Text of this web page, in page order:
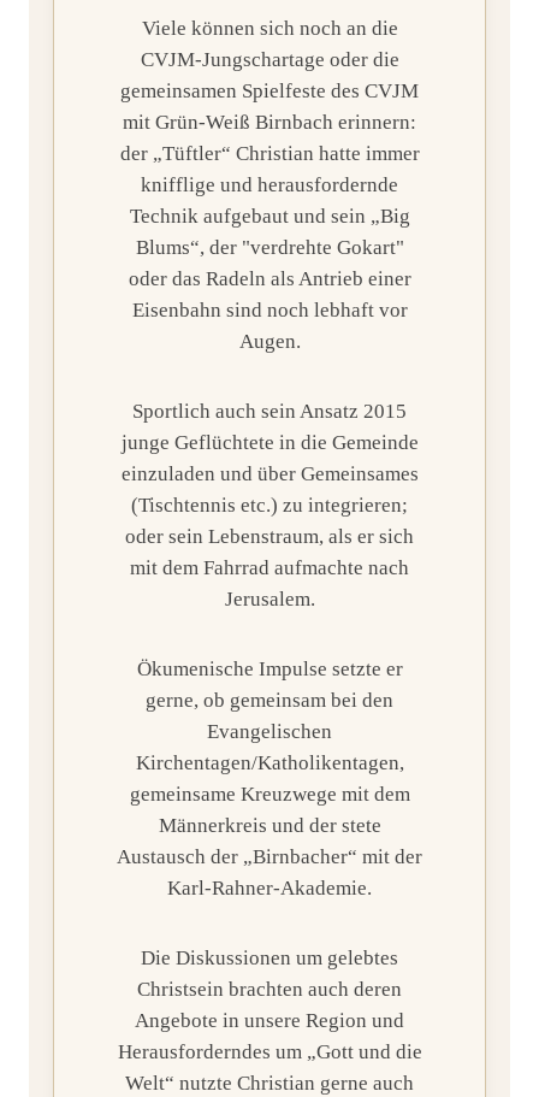
Viele können sich noch an die
CVJM-Jungschartage oder die
gemeinsamen Spielfeste des CVJM
mit Grün-Weiß Birnbach erinnern:
der „Tüftler“ Christian hatte immer
knifflige und herausfordernde
Technik aufgebaut und sein „Big
Blums“, der "verdrehte Gokart"
oder das Radeln als Antrieb einer
Eisenbahn sind noch lebhaft vor
Augen.
Sportlich auch sein Ansatz 2015
junge Geflüchtete in die Gemeinde
einzuladen und über Gemeinsames
(Tischtennis etc.) zu integrieren;
oder sein Lebenstraum, als er sich
mit dem Fahrrad aufmachte nach
Jerusalem.
Ökumenische Impulse setzte er
gerne, ob gemeinsam bei den
Evangelischen
Kirchentagen/Katholikentagen,
gemeinsame Kreuzwege mit dem
Männerkreis und der stete
Austausch der „Birnbacher“ mit der
Karl-Rahner-Akademie.
Die Diskussionen um gelebtes
Christsein brachten auch deren
Angebote in unsere Region und
Herausforderndes um „Gott und die
Welt“ nutzte Christian gerne auch